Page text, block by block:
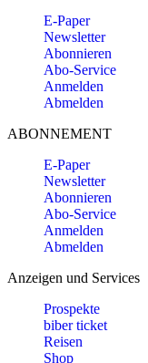
E-Paper
Newsletter
Abonnieren
Abo-Service
Anmelden
Abmelden
ABONNEMENT
E-Paper
Newsletter
Abonnieren
Abo-Service
Anmelden
Abmelden
Anzeigen und Services
Prospekte
biber ticket
Reisen
Shop